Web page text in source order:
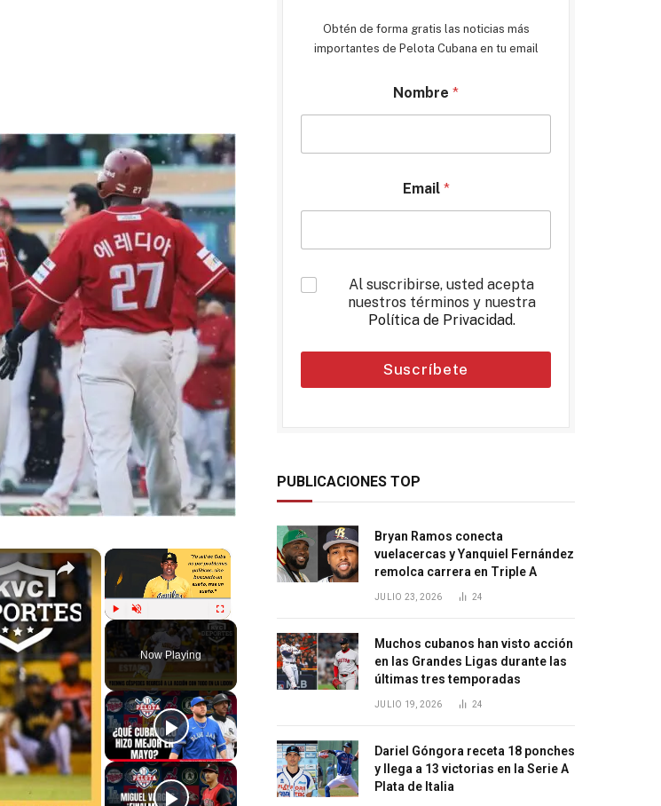
×
Unmute Fullscreen
Now Playing
×
Obtén de forma gratis las noticias más
importantes de Pelota Cubana en tu email
Nombre *
Email *
*
Al suscribirse, usted acepta
nuestros términos y nuestra
Política de Privacidad.
Suscríbete
PUBLICACIONES TOP
Bryan Ramos conecta
vuelacercas y Yanquiel Fernández
remolca carrera en Triple A
JULIO 23, 2026 24
Muchos cubanos han visto acción
en las Grandes Ligas durante las
últimas tres temporadas
JULIO 19, 2026 24
Dariel Góngora receta 18 ponches
y llega a 13 victorias en la Serie A
Plata de Italia